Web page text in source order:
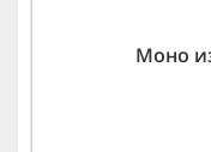
Моно